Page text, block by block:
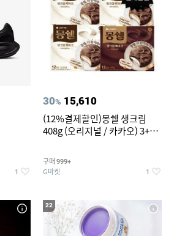
1
30% 15,610
(12%결제할인)몽쉘 생크림
408g (오리지널 / 카카오) 3+1
구매 999+
G마켓 1
22